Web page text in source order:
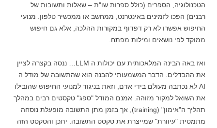
הטכנולוגיה, הספרים (כולל ספרות שו"ת – שאלות ותשובות של
רבנים) הפכו לזמינים באינטרנט, ממחשב או ממכשיר טלפון. מנועי
החיפוש אפשרו לא רק דפדוף במקורות ההלכה, אלא גם חיפוש
ממוקד לפי נושאים ומילות מפתח.
ואז באה הבינה המלאכותית עם יכולות ה LLM… ננסה בקצרה לציין
את ההבדלים. הדבר המשמעותי להבנה הוא שהתשובה של מודל ה
AI לא נכתבה מעולם בידי אדם, וזאת בניגוד למנועי החיפוש שהובילו
את השואל למקור מזוהה. אמנם המודל "ספג" טקסטים רבים במהלך
תהליך ה"אימון" (training), אך בזמן מתן התשובה מופעלת נוסחה
מתמטית "עיוורת" שמייצרת את טקסט התשובה. יתכן והטקסט הזה